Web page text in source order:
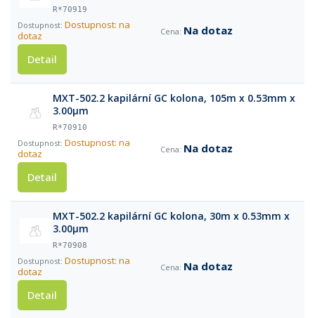
R*70919
Dostupnost: na
dotaz
Na dotaz
Detail
MXT-502.2 kapilární GC kolona, 105m x 0.53mm x
3.00µm
R*70910
Dostupnost: na
dotaz
Na dotaz
Detail
MXT-502.2 kapilární GC kolona, 30m x 0.53mm x
3.00µm
R*70908
Dostupnost: na
dotaz
Na dotaz
Detail